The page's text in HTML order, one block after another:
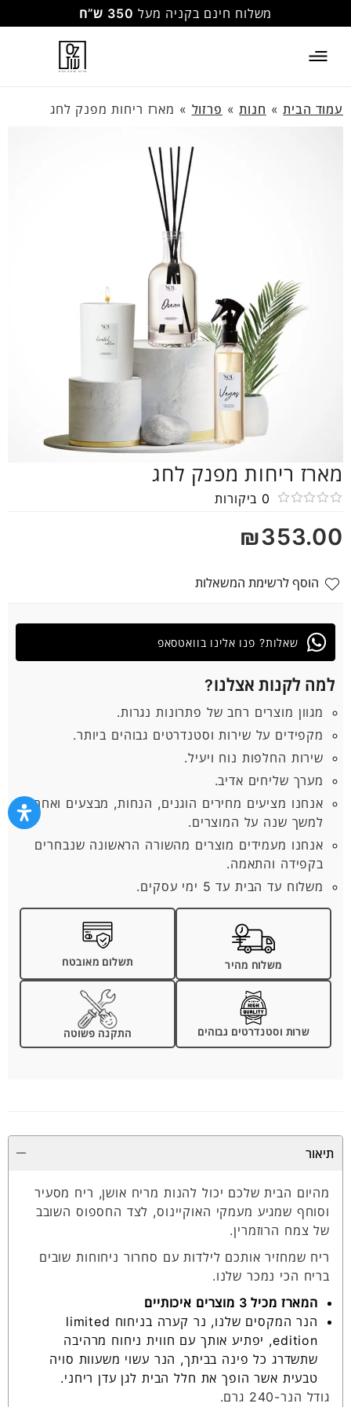
משלוח חינם בקניה מעל 350 ש”ח
עמוד הבית» חנות» פרזול » מארז ריחות מפנק לחג
מארז ריחות מפנק לחג
0
5
0 ביקורות
₪353.00
הוסף לרשימת המשאלות
למה לקנות אצלנו?
מגוון מוצרים רחב של פתרונות נגרות.
מקפידים על שירות וסטנדרטים גבוהים ביותר.
שירות החלפות נוח ויעיל.
מערך שליחים אדיב.
אנחנו מציעים מחירים הוגנים, הנחות, מבצעים ואחריות
למשך שנה על המוצרים.
אנחנו מעמידים מוצרים מהשורה הראשונה שנבחרים
בקפידה והתאמה.
משלוח עד הבית עד 5 ימי עסקים.
משלוח מהיר תשלום מאובטח
שרות וסטנדרטים גבוהים התקנה פשוטה
שאלות? פנו אלינו בוואטסאפ
תיאור
מהיום הבית שלכם יכול להנות מריח אושן, ריח מסעיר
וסוחף שמגיע מעמקי האוקיינוס, לצד החספוס השובב
של צמח הרוזמרין.
ריח שמחזיר אותכם לילדות עם סחרור ניחוחות שובים
בריח הכי נמכר שלנו.
המארז מכיל 3 מוצרים איכותיים
הנר המקסים שלנו, נר קערה בניחוח limited
edition, יפתיע אותך עם חווית ניחוח מרהיבה
שתשדרג כל פינה בביתך, הנר עשוי משעוות סויה
טבעית אשר הופך את חלל הבית לגן עדן ריחני.
גודל הנר-240 גרם.